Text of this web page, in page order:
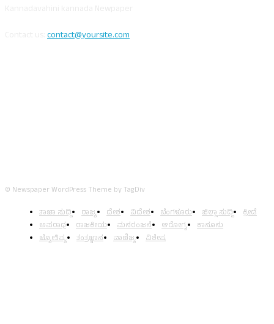
contact@yoursite.com
© Newspaper WordPress Theme by TagDiv
ತಾಜಾ ಸುದ್ದಿ
ರಾಜ್ಯ ದೇಶ ವಿದೇಶ ಬೆಂಗಳೂರು ಜಿಲ್ಲಾ ಸುದ್ದಿ
ಕ್ರೀಡೆ
ಅಪರಾಧ
ರಾಜಕೀಯ ಮನರಂಜನೆ ಆರೋಗ್ಯ
ಕಾನೂನು
ಜ್ಯೋತಿಷ್ಯ
ತಂತ್ರಜ್ಞಾನ ವಾಣಿಜ್ಯ ವಿಶೇಷ